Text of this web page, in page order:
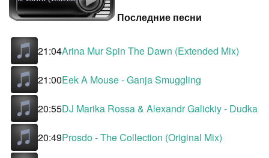
Последние песни
21:04Arina Mur Spin The Dawn (Extended Mix)
21:00Eek A Mouse - Ganja Smuggling
20:55DJ Marika Rossa & Alexandr Galickiy - Dudka
20:49Prosdo - The Collection (Original Mix)